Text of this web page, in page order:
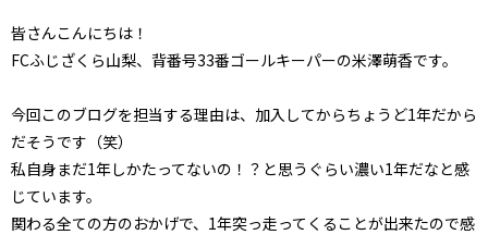
皆さんこんにちは！
FCふじざくら山梨、背番号33番ゴールキーパーの米澤萌香です。
今回このブログを担当する理由は、加入してからちょうど1年だから
だそうです（笑）
私自身まだ1年しかたってないの！？と思うぐらい濃い1年だなと感
じています。
関わる全ての方のおかげで、1年突っ走ってくることが出来たので感